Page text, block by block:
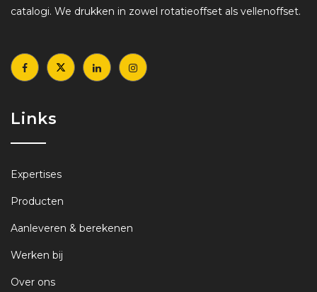
catalogi. We drukken in zowel rotatieoffset als vellenoffset.
Links
Expertises
Producten
Aanleveren & berekenen
Werken bij
Over ons